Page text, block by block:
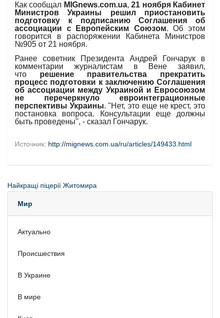
Как сообщал MIGnews.com.ua,21 ноября Кабинет
Министров Украины решил приостановить
подготовку к подписанию Соглашения об
ассоциации с Европейским Союзом. Об этом
говорится в распоряжении Кабинета Министров
№905 от 21 ноября.
Ранее советник Президента Андрей Гончарук в
комментарии журналистам в Вене заявил,
что решение правительства прекратить
процесс подготовки к заключению Соглашения
об ассоциации между Украиной и Евросоюзом
не перечеркнуло евроинтеграционные
перспективы Украины. "Нет, это еще не крест, это
постановка вопроса. Консультации еще должны
быть проведены", - сказал Гончарук.
Источник: http://mignews.com.ua/ru/articles/149433.html
Найкращі піцерії Житомира
Мир
Актуально
Происшествия
В Украине
В мире